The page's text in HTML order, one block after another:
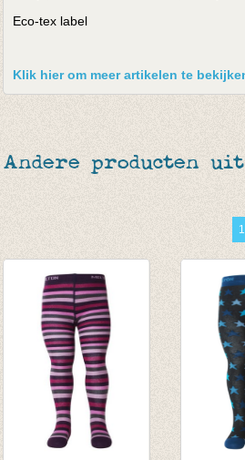
Eco-tex label
Klik hier om meer artikelen te
Andere producten
1